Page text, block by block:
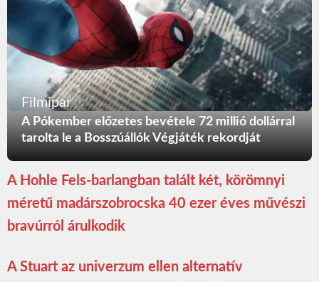
Filmipar
A Pókember előzetes bevétele 72 millió dollárral
tarolta le a Bosszúállók Végjáték rekordját
A Hohle Fels-barlangban talált két, körömnyi
méretű madárszobrocska 40 ezer éves művészi
bravúrról árulkodik
A Stuart az univerzum ellen alternatív